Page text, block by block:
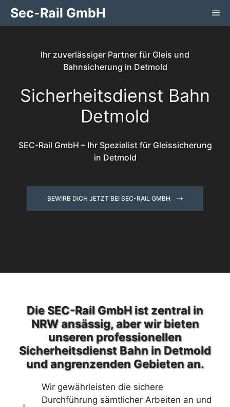
Zum
InhaltSec-Rail GmbH
Ihr zuverlässiger Partner für Gleis und
Bahnsicherung in Detmold
Sicherheitsdienst Bahn
Detmold
SEC-Rail GmbH – Ihr Spezialist für Gleissicherung
in Detmold
BEWIRB DICH JETZT BEI SEC-RAIL GMBH
Die SEC-Rail GmbH ist zentral in
NRW ansässig, aber wir bieten
unseren professionellen
Sicherheitsdienst Bahn in Detmold
und angrenzenden Gebieten an.
Wir gewährleisten die sichere
Durchführung sämtlicher Arbeiten an und